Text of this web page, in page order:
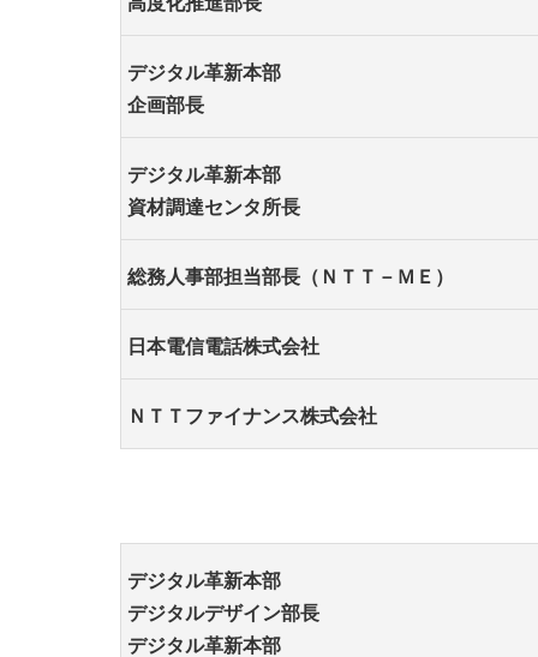
デジタル革新本部
企画部長
デジタル革新本部
資材調達センタ所長
総務人事部担当部長（ＮＴＴ－ＭＥ）
日本電信電話株式会社
ＮＴＴファイナンス株式会社
デジタル革新本部
デジタルデザイン部長
デジタル革新本部